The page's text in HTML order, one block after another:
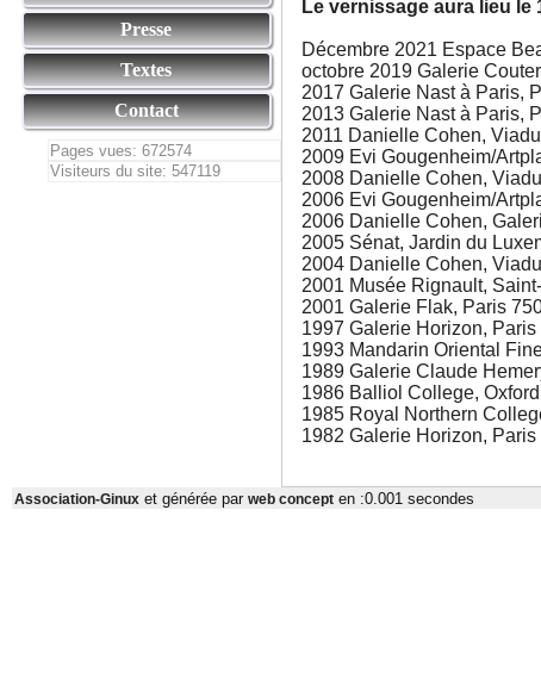
Presse
Textes
Contact
Pages vues: 672574
Visiteurs du site: 547119
Le vernissage aura lieu le
Décembre 2021 Espace
octobre 2019 Galerie
2017 Galerie Nast à Paris,
2013 Galerie Nast à Paris,
2011 Danielle Cohen,
2009 Evi Gougenheim/
2008 Danielle Cohen,
2006 Evi Gougenheim/
2006 Danielle Cohen,
2005 Sénat, Jardin du
2004 Danielle Cohen,
2001 Musée Rignault,
2001 Galerie Flak, Paris
1997 Galerie Horizon, Paris
1993 Mandarin Oriental
1989 Galerie Claude
1986 Balliol College,
1985 Royal Northern
1982 Galerie Horizon, Paris
Association-Ginux et générée parweb concept en :0.001 secondes